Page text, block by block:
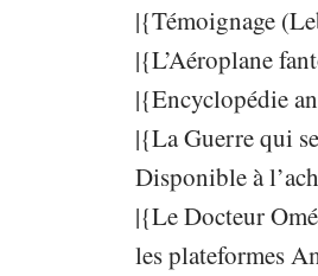
|{Témoignage
|{L’Aéroplane
|{Encyclopédie
|{La Guerre qui
Disponible à
|{Le Docteur
les plateformes